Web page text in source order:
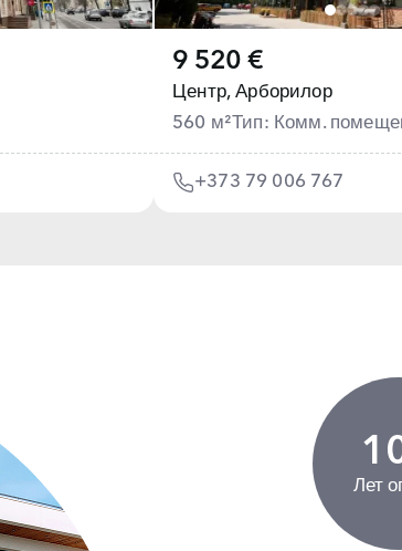
9 520 €
Центр, Арборилор
560 м²Тип: Комм.
+373 79 006 767
Лет